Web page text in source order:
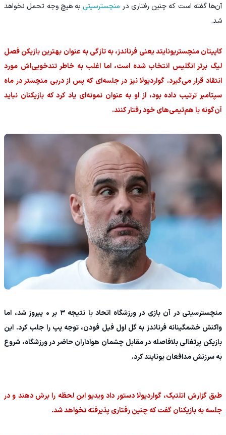
آن‌ها گفته است که چنین رفتاری در منچسترسیتی به هیچ وجه تحمل نخواهد
شد.
کاپیتان منچستریونایتد یعنی فرناندز، به تازگی به عنوان بهترین بازیکن فصل
لیگ برتر انگلیس انتخاب شده است، اما اغلب به خاطر تندخویی‌اش مورد
انتقاد قرار می‌گیرد. گواردیولا نیز در جلسه‌ای که پس از دربی منچستر در ماه
سپتامبر ترتیب داده بود، از او به عنوان نمونه‌ای یاد کرد که بازیکنان نباید
آن‌گونه با هم‌تیمی‌های خود رفتار کنند.
منچسترسیتی در آن بازی در ورزشگاه اتحاد با نتیجه ۳ بر ۰ پیروز شد، اما
واکنش خشمگینانه فرناندز به گل اول فیل فودن، توجه پپ را جلب کرد. این
بازیکن پرتغالی بلافاصله در مقابل چشمان هواداران حاضر در ورزشگاه، شروع
به سرزنش مدافعان یونایتد کرد.
طبق گزارش اتلتیک، گواردیولا دستور داد ویدیو این لحظه را برش دهند و در
جلسه به بازیکنان گفت که چنین رفتاری پذیرفته نخواهد شد.